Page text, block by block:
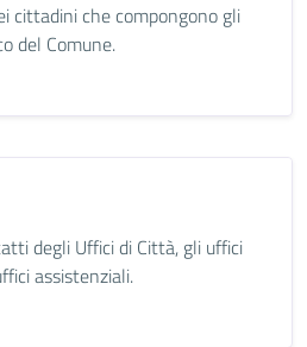
cittadini che compongono gli
del Comune.
degli Uffici di Città, gli uffici
assistenziali.